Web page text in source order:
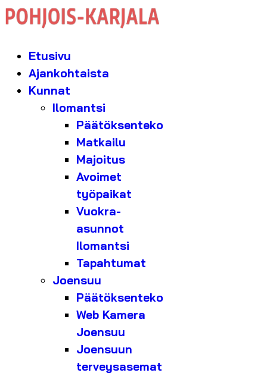
Etusivu
Ajankohtaista
Kunnat
Ilomantsi
Päätöksenteko
Matkailu
Majoitus
Avoimet
työpaikat
Vuokra-
asunnot
Ilomantsi
Tapahtumat
Joensuu
Päätöksenteko
Web Kamera
Joensuu
Joensuun
terveysasemat